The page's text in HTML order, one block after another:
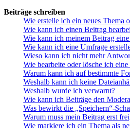
Beiträge schreiben
Wie erstelle ich ein neues Thema
Wie kann ich einen Beitrag
Wie kann ich meinem Beitrag
Wie kann ich eine Umfrage
Wieso kann ich nicht mehr
Wie bearbeite oder lösche ich
Warum kann ich auf bestimmte
Weshalb kann ich keine
Weshalb wurde ich verwarnt?
Wie kann ich Beiträge den
Was bewirkt die „Speichern“-
Warum muss mein Beitrag erst
Wie markiere ich ein Thema als